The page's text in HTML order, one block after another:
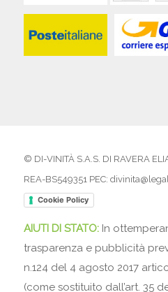
© DI-VINITÀ S.A.S. DI RAVERA
REA-BS549351 PEC:
Cookie Policy
AIUTI DI STATO: In
trasparenza e pubblicità
n.124 del 4 agosto 2017
(come sostituito dall’art. 35